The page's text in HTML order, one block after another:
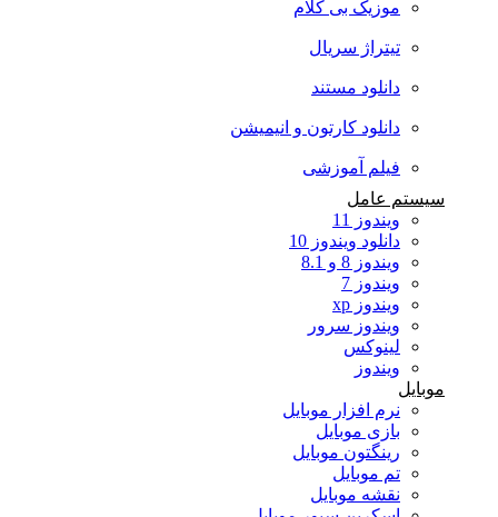
موزیک بی کلام
تیتراژ سریال
دانلود مستند
دانلود کارتون و انیمیشن
فیلم آموزشی
سیستم عامل
ویندوز 11
دانلود ویندوز 10
ویندوز 8 و 8.1
ویندوز 7
ویندوز xp
ویندوز سرور
لینوکس
ویندوز
موبایل
نرم افزار موبایل
بازی موبایل
رینگتون موبایل
تم موبایل
نقشه موبایل